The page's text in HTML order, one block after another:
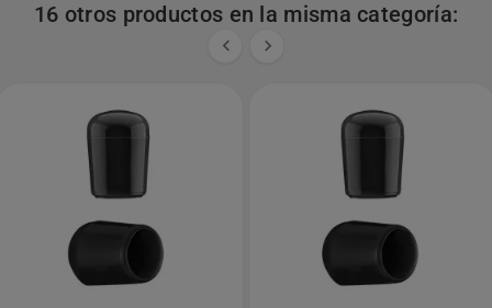
16 otros productos en la misma categoría:
 